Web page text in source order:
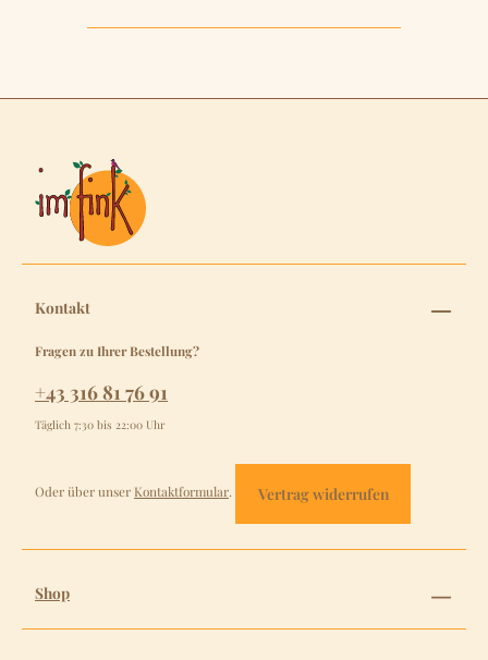
Kontakt
Fragen zu Ihrer Bestellung?
+43 316 81 76 91
Täglich 7:30 bis 22:00 Uhr
Oder über unser Kontaktformular. Vertrag widerrufen
Shop